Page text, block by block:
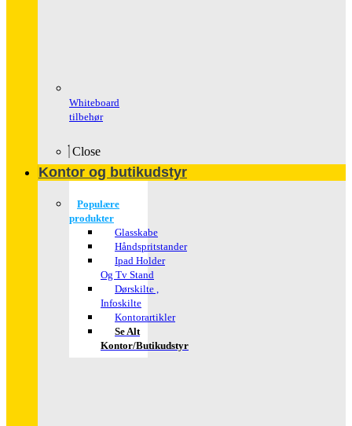
Whiteboard
tilbehør
Close
Kontor og butikudstyr
Populære
produkter
Glasskabe
Håndspritstander
Ipad Holder
Og Tv Stand
Dørskilte ,
Infoskilte
Kontorartikler
Se Alt
Kontor/butikudstyr